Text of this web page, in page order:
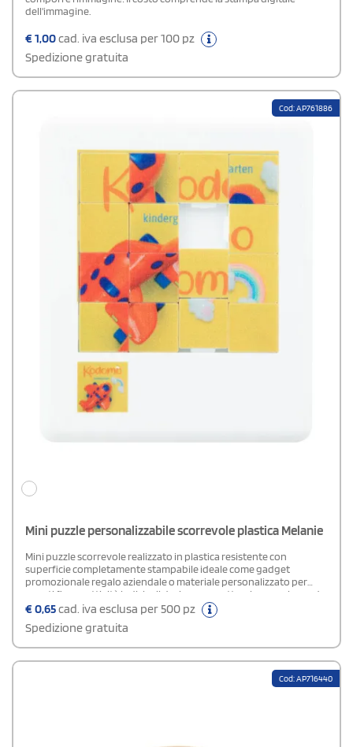
dell'immagine.
€1,00cad. iva esclusa per 100 pz
Spedizione gratuita
Cod: AP761886
Mini puzzle personalizzabile scorrevole plastica Melanie
Mini puzzle scorrevole realizzato in plastica resistente con
superficie completamente stampabile ideale come gadget
promozionale regalo aziendale o materiale personalizzato per
eventi fiere e attività ludiche il design compatto e leggero lo rende
facile da trasportare e da utilizzare stimolando creatività e
attenzione il mini puzzle è personalizzabile con loghi scritte o
grafiche originali offrendo un oggetto originale e divertente che
unisce intrattenimento e promozione del brand adatto a clienti
€0,65cad. iva esclusa per 500 pz
Spedizione gratuita
Cod: AP716440